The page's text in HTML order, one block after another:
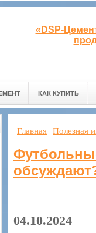
«DSP-
КАК КУПИТЬ
Главная Полезная
04.10.2024